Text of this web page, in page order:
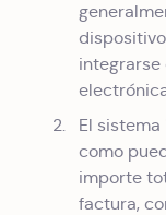
integrarse
El sistema
como
importe
factura,